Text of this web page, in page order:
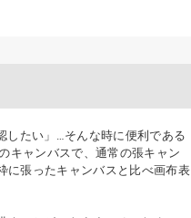
したい」…そんな時に便利である
キャンバスで、通常の張キャン
に張ったキャンバスと比べ画布表